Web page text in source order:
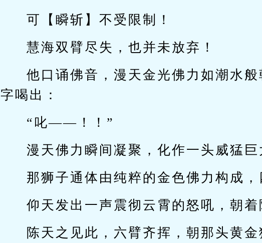
可【瞬斩】不受限制！
慧海双臂尽失，也并未放弃！
他口诵佛音，漫天金光佛力如潮水
字喝出：
“叱——！！”
漫天佛力瞬间凝聚，化作一头威猛巨
那狮子通体由纯粹的金色佛力构成，
仰天发出一声震彻云霄的怒吼，朝着
陈天之见此，六臂齐挥，朝那头黄金